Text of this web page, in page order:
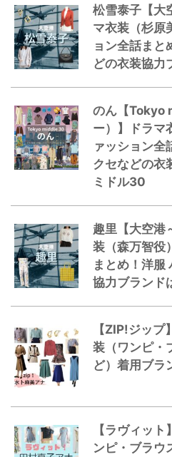
松雪泰子【大
マ衣装（杉原
ョン全話まと
どの衣装協力
のん【Tokyo
ー）】ドラマ
ァッション全
クセなどの衣
ミドル30
趣里【大空港
装（森万智役
まとめ！洋服
協力ブランド
【ZIP!ジッ
装（ワンピ・
ど）着用ブラ
【ラヴィッ
ンピ・ブラウ